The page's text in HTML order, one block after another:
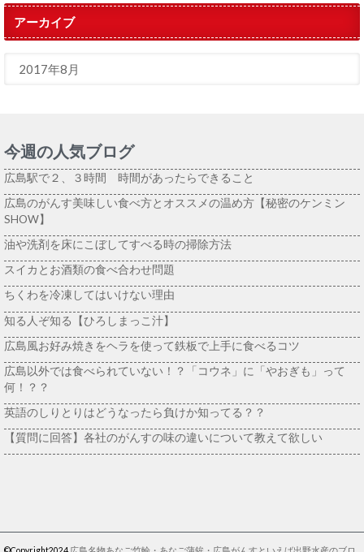
アーカイブ
今週の人気ブログ
広島駅で２、３時間 時間があったらできること
広島のがんす美味しい食べ方とオススメの温め方【秘密のケンミン
SHOW】
油や洗剤を床にこぼしてすべる時の掃除方法
スイカとお酒類の食べ合わせ問題
ちくわを冷凍してはいけない理由
知る人ぞ知る【ひろしまっこ汁】
広島風お好み焼きをヘラを使って鉄板で上手に食べるコツ
広島以外では食べられていない！？「コウネ」に「やおぎも」って
何！？？
英語のしりとりはどうなったら負けか知ってる？？
【質問に回答】各社のがんすの味の違いについて教えて欲しい